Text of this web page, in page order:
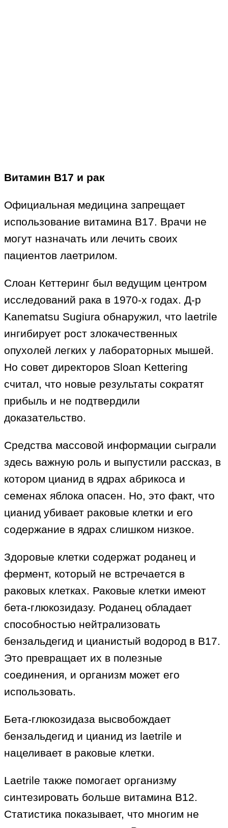
Витамин B17 и рак
Официальная медицина запрещает
использование витамина B17. Врачи не
могут назначать или лечить своих
пациентов лаетрилом.
Слоан Кеттеринг был ведущим центром
исследований рака в 1970-х годах. Д-р
Kanematsu Sugiura обнаружил, что laetrile
ингибирует рост злокачественных
опухолей легких у лабораторных мышей.
Но совет директоров Sloan Kettering
считал, что новые результаты сократят
прибыль и не подтвердили
доказательство.
Средства массовой информации сыграли
здесь важную роль и выпустили рассказ, в
котором цианид в ядрах абрикоса и
семенах яблока опасен. Но, это факт, что
цианид убивает раковые клетки и его
содержание в ядрах слишком низкое.
Здоровые клетки содержат роданец и
фермент, который не встречается в
раковых клетках. Раковые клетки имеют
бета-глюкозидазу. Роданец обладает
способностью нейтрализовать
бензальдегид и цианистый водород в B17.
Это превращает их в полезные
соединения, и организм может его
использовать.
Бета-глюкозидаза высвобождает
бензальдегид и цианид из laetrile и
нацеливает в раковые клетки.
Laetrile также помогает организму
синтезировать больше витамина B12.
Статистика показывает, что многим не